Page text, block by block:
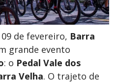
de fevereiro, Barra
grande evento
: o Pedal Vale dos
Velha. O trajeto de